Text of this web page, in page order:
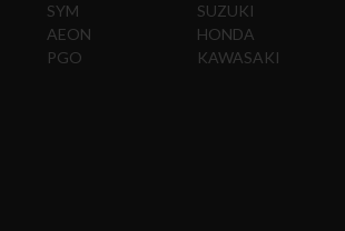
SYM
AEON
PGO
SUZUKI
HONDA
KAWASAKI